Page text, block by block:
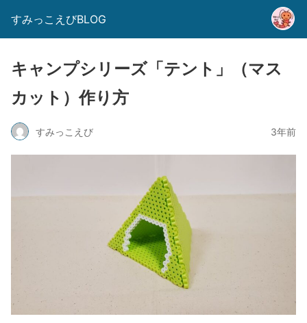
すみっこえびBLOG
キャンプシリーズ「テント」（マス
カット）作り方
すみっこえび 3年前